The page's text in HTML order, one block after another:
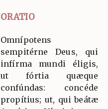
ORATIO
Omnípotens
sempitérne Deus, qui
infírma mundi éligis,
ut fórtia quæque
confúndas: concéde
propítius; ut, qui beátæ